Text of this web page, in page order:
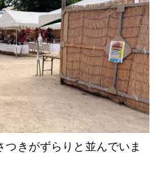
きがずらりと並んでいま